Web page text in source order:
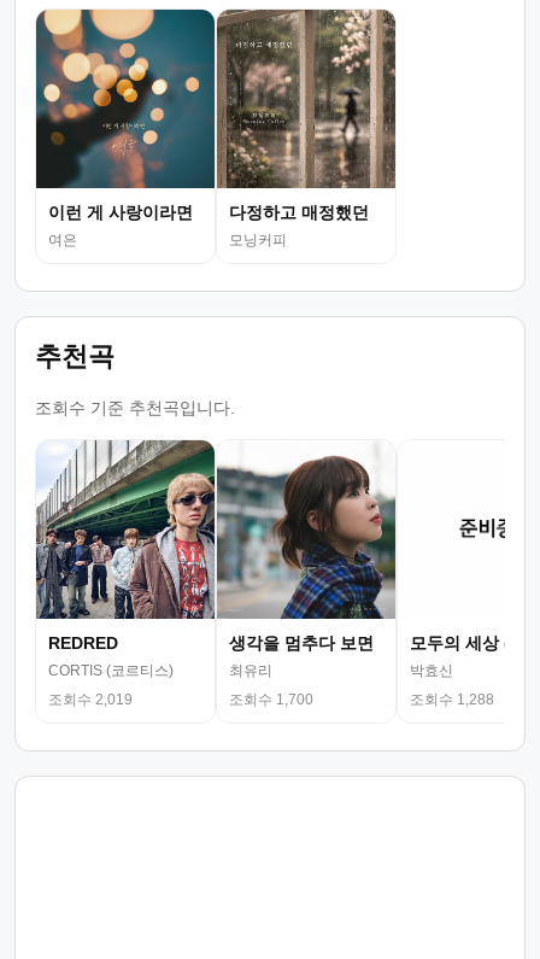
이런 게 사랑이라면
여은
다정하고 매정했던
모닝커피
추천곡
조회수 기준 추천곡입니다.
REDRED
CORTIS (코르티스)
조회수 2,019
생각을 멈추다 보면
최유리
조회수 1,700
모두의 세상 (뮤
박효신
조회수 1,288